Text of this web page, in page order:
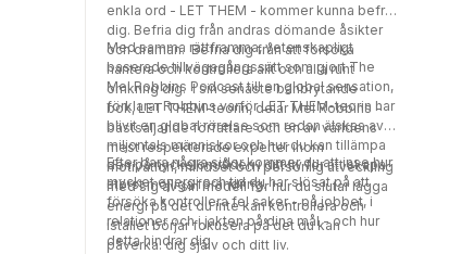
enkla ord - LET THEM - kommer kunna befria
dig. Befria dig från andras dömande åsikter
och draman. Befria dig från att försöka
hantera och kontrollera allt och alla runt
omkring dig. I sin senaste banbrytande
bok, LET THEM-teorin, delar Mel Robbins -
bästsäljande författare och en av världens
mest respekterade experter inom
motivation, mindset och personlig utveckling
med sig av sin modell för hur du slutar lägga
energi på det du inte kan kontrollera och
istället börjar fokusera på det du kan
påverka: dig själv och ditt liv.
Med samma rättframma, vetenskapligt
baserade tillvägagångssätt som gjort The
Mel Robbins Podcast till en global sensation,
förklarar Robbins varför LET THEM-teorin har
blivit en global rörelse som redan älskas av
miljontals människor och hur du kan tillämpa
den på nyckelområden i ditt liv för att skapa
störst möjliga förändring.
Efter bara några sidor kommer du att inse hur
mycket energi och tid du har slösat på att
försöka kontrollera fel saker - på jobbet, i
relationer och i jakten på dina mål - och hur
detta hindrar dig.